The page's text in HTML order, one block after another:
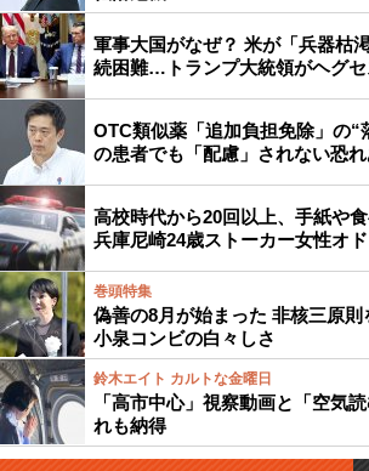
軍事大国がなぜ？ 米が「兵器枯
続困難…トランプ大統領がヘグセ
OTC類似薬「追加負担免除」の
の患者でも「配慮」されない恐れ
高校時代から20回以上、手紙や
兵庫尼崎24歳ストーカー女性オ
巻頭特集
偽善の8月が始まった 非核三原
小泉コンビの白々しさ
鈴木エイト カルトな金曜日
「高市中心」視察動画と「空気
れも納得